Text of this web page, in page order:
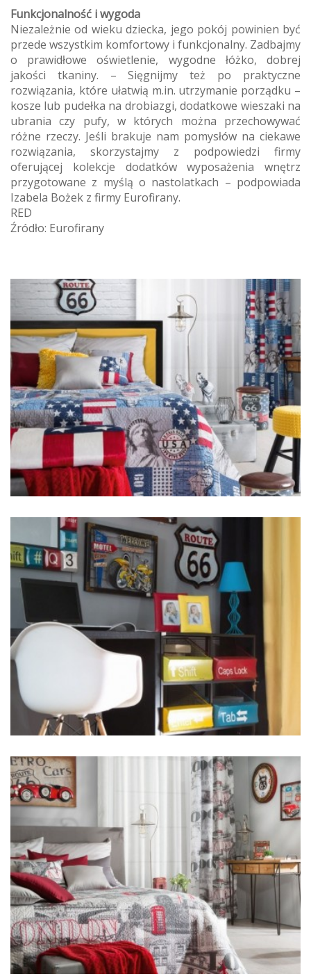
Funkcjonalność i wygoda
Niezależnie od wieku dziecka, jego pokój powinien być
przede wszystkim komfortowy i funkcjonalny. Zadbajmy
o prawidłowe oświetlenie, wygodne łóżko, dobrej
jakości tkaniny. – Sięgnijmy też po praktyczne
rozwiązania, które ułatwią m.in. utrzymanie porządku –
kosze lub pudełka na drobiazgi, dodatkowe wieszaki na
ubrania czy pufy, w których można przechowywać
różne rzeczy. Jeśli brakuje nam pomysłów na ciekawe
rozwiązania, skorzystajmy z podpowiedzi firmy
oferującej kolekcje dodatków wyposażenia wnętrz
przygotowane z myślą o nastolatkach – podpowiada
Izabela Bożek z firmy Eurofirany.
RED
Źródło: Eurofirany